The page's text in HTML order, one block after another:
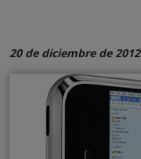
20 de diciembre de 2012